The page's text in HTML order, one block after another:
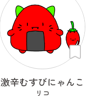
激辛むすびにゃんこ
リコ